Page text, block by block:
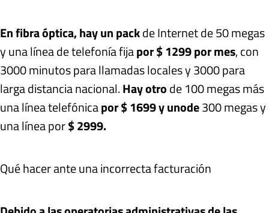
En fibra óptica, hay un packde Internet de 50 megas
y una línea de telefonía fijapor $ 1299 por mes, con
3000 minutos para llamadas locales y 3000 para
larga distancia nacional.Hay otrode 100 megas más
una línea telefónicapor $ 1699y unode300 megas y
una línea por$ 2999.
Qué hacer ante una incorrecta facturación